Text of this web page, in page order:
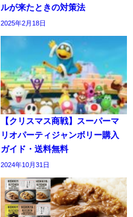
ルが来たときの対策法
2025年2月18日
【クリスマス商戦】スーパーマ
リオパーティジャンボリー購入
ガイド・送料無料
2024年10月31日